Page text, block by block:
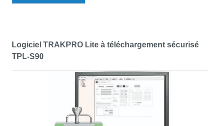
Logiciel TRAKPRO Lite à téléchargement sécurisé
TPL-S90